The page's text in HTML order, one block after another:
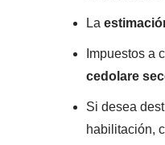
La
Impuestos a
cedolare
Si desea
habilitación,